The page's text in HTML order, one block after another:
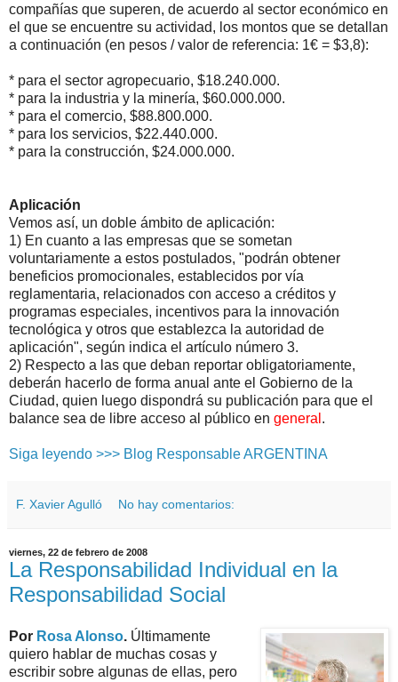
compañías que superen, de acuerdo al sector económico en
el que se encuentre su actividad, los montos que se detallan
a continuación (en pesos / valor de referencia: 1€ = $3,8):
* para el sector agropecuario, $18.240.000.
* para la industria y la minería, $60.000.000.
* para el comercio, $88.800.000.
* para los servicios, $22.440.000.
* para la construcción, $24.000.000.
Aplicación
Vemos así, un doble ámbito de aplicación:
1) En cuanto a las empresas que se sometan
voluntariamente a estos postulados, "podrán obtener
beneficios promocionales, establecidos por vía
reglamentaria, relacionados con acceso a créditos y
programas especiales, incentivos para la innovación
tecnológica y otros que establezca la autoridad de
aplicación", según indica el artículo número 3.
2) Respecto a las que deban reportar obligatoriamente,
deberán hacerlo de forma anual ante el Gobierno de la
Ciudad, quien luego dispondrá su publicación para que el
balance sea de libre acceso al público en general .
Siga leyendo >>> Blog Responsable ARGENTINA
F. Xavier Agulló No hay comentarios:
viernes, 22 de febrero de 2008
La Responsabilidad Individual en la
Responsabilidad Social
Por Rosa Alonso. Últimamente
quiero hablar de muchas cosas y
escribir sobre algunas de ellas, pero